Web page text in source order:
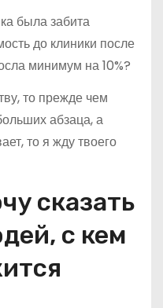
была забита
до клиники после
минимум на 10%?
то прежде чем
абзаца, а
то я жду твоего
сказать
с кем